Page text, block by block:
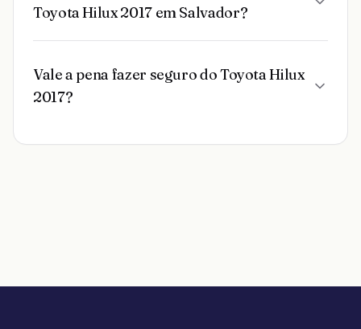
Toyota Hilux 2017 em Salvador?
Vale a pena fazer seguro do Toyota Hilux
2017?